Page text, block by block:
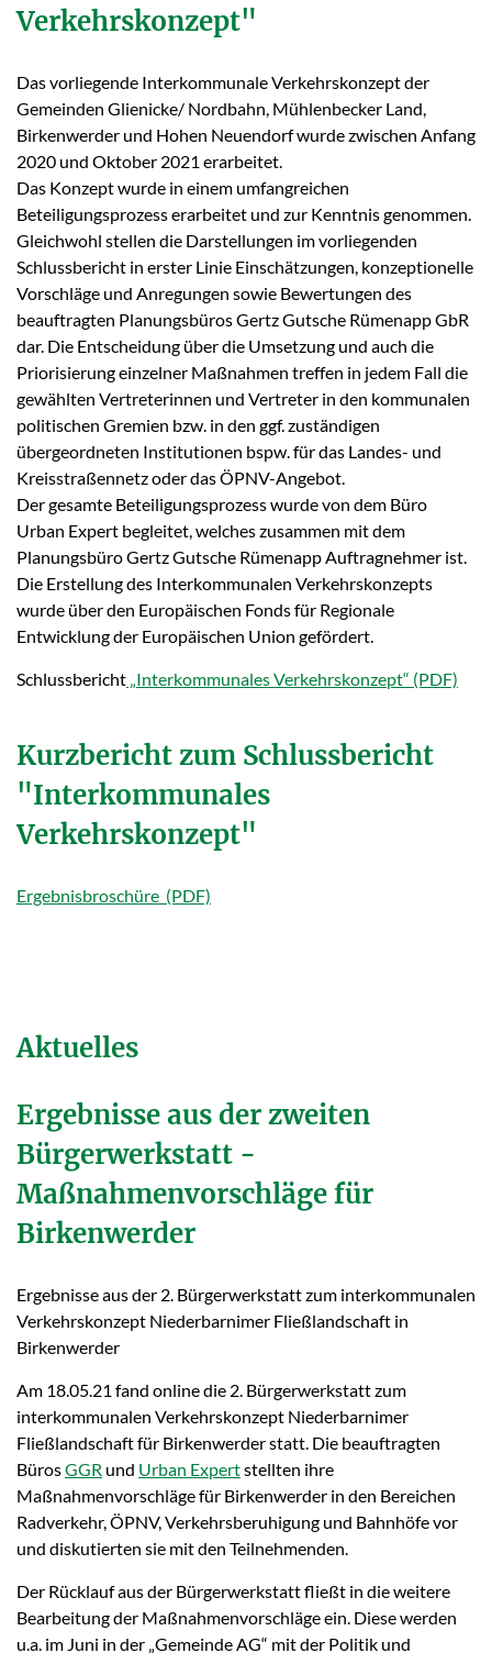
Verkehrskonzept"
Das vorliegende Interkommunale Verkehrskonzept der
Gemeinden Glienicke/ Nordbahn, Mühlenbecker Land,
Birkenwerder und Hohen Neuendorf wurde zwischen Anfang
2020 und Oktober 2021 erarbeitet.
Das Konzept wurde in einem umfangreichen
Beteiligungsprozess erarbeitet und zur Kenntnis genommen.
Gleichwohl stellen die Darstellungen im vorliegenden
Schlussbericht in erster Linie Einschätzungen, konzeptionelle
Vorschläge und Anregungen sowie Bewertungen des
beauftragten Planungsbüros Gertz Gutsche Rümenapp GbR
dar. Die Entscheidung über die Umsetzung und auch die
Priorisierung einzelner Maßnahmen treffen in jedem Fall die
gewählten Vertreterinnen und Vertreter in den kommunalen
politischen Gremien bzw. in den ggf. zuständigen
übergeordneten Institutionen bspw. für das Landes- und
Kreisstraßennetz oder das ÖPNV-Angebot.
Der gesamte Beteiligungsprozess wurde von dem Büro
Urban Expert begleitet, welches zusammen mit dem
Planungsbüro Gertz Gutsche Rümenapp Auftragnehmer ist.
Die Erstellung des Interkommunalen Verkehrskonzepts
wurde über den Europäischen Fonds für Regionale
Entwicklung der Europäischen Union gefördert.
Schlussbericht „Interkommunales Verkehrskonzept“
Kurzbericht zum Schlussbericht
"Interkommunales
Verkehrskonzept"
Ergebnisbroschüre
Aktuelles
Ergebnisse aus der zweiten
Bürgerwerkstatt -
Maßnahmenvorschläge für
Birkenwerder
Ergebnisse aus der 2. Bürgerwerkstatt zum interkommunalen
Verkehrskonzept Niederbarnimer Fließlandschaft in
Birkenwerder
Am 18.05.21 fand online die 2. Bürgerwerkstatt zum
interkommunalen Verkehrskonzept Niederbarnimer
Fließlandschaft für Birkenwerder statt. Die beauftragten
BürosGGR und Urban Expertstellten ihre
Maßnahmenvorschläge für Birkenwerder in den Bereichen
Radverkehr, ÖPNV, Verkehrsberuhigung und Bahnhöfe vor
und diskutierten sie mit den Teilnehmenden.
Der Rücklauf aus der Bürgerwerkstatt fließt in die weitere
Bearbeitung der Maßnahmenvorschläge ein. Diese werden
u.a. im Juni in der „Gemeinde AG“ mit der Politik und